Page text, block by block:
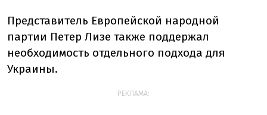
Представитель Европейской народной
партии Петер Лизе также поддержал
необходимость отдельного подхода для
Украины.
РЕКЛАМА: